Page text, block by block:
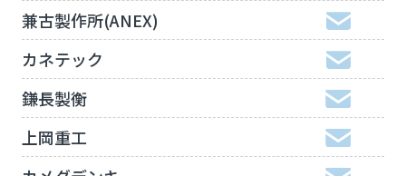
兼古製作所(ANEX)
カネテック
鎌長製衡
上岡重工